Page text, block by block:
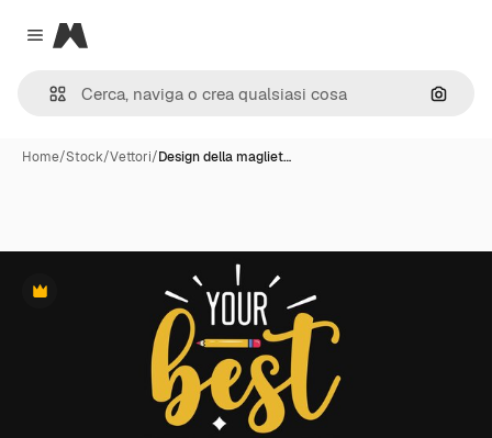
Close menu
Magnific
Cerca
Home/Stock/Vettori/Design della magliet…
Premium